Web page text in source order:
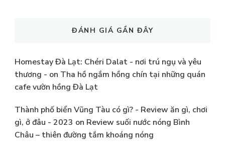
ĐÁNH GIÁ GẦN ĐÂY
Homestay Đà Lạt: Chéri Dalat - nơi trú ngụ và yêu
thương - on Tha hồ ngắm hồng chín tại những quán
cafe vườn hồng Đà Lạt
Thành phố biển Vũng Tàu có gì? - Review ăn gì, chơi
gì, ở đâu - 2023 on Review suối nước nóng Bình
Châu – thiên đường tắm khoáng nóng